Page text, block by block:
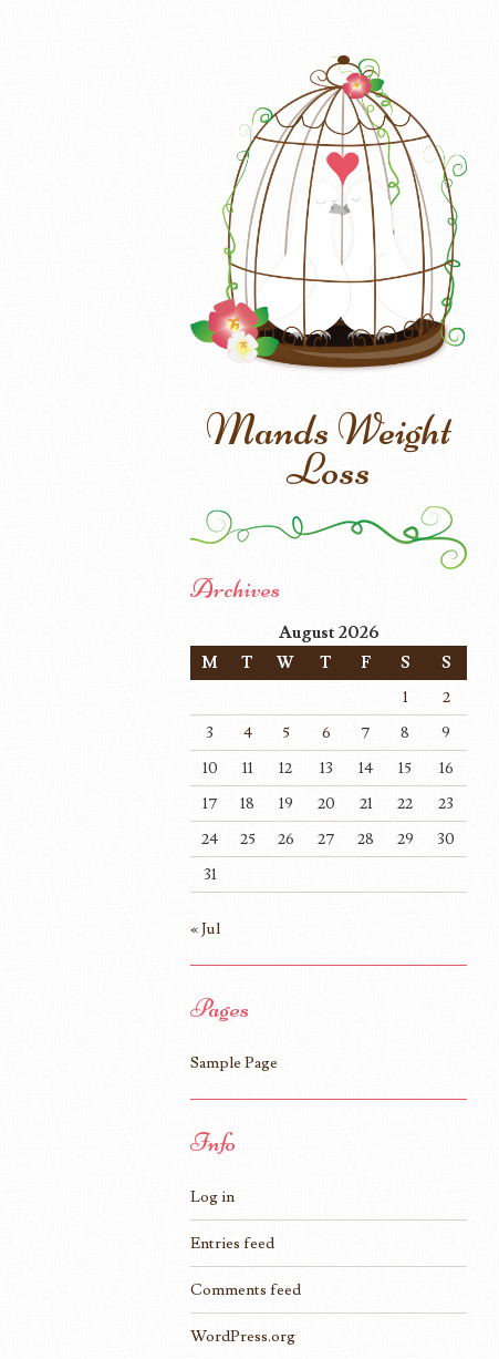
Mands Weight
Loss
Archives
August 2026
M T W T F S
S
1
2
3
4 5 6 7 8
9
10
11 12 13 14 15
16
17
18 19 20 21 22
23
24
25 26 27 28 29
30
31
« Jul
Pages
Sample Page
Info
Log in
Entries feed
Comments feed
WordPress.org